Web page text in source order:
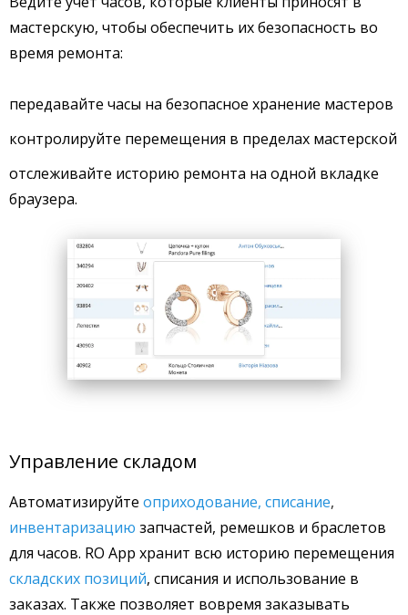
мастерскую, чтобы обеспечить их безопасность во
время ремонта:
передавайте часы на безопасное хранение мастеров
контролируйте перемещения в пределах мастерской
отслеживайте историю ремонта на одной вкладке
браузера.
Управление складом
Автоматизируйте оприходование, списание,
инвентаризацию запчастей, ремешков и браслетов
для часов. RO App хранит всю историю перемещения
складских позиций, списания и использование в
заказах. Также позволяет вовремя заказывать